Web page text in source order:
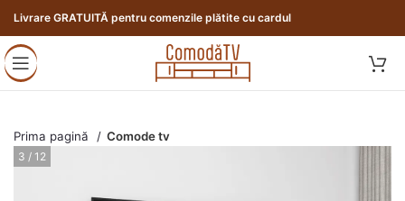
Livrare GRATUITĂ pentru comenzile plătite cu cardul
Prima pagină Comode tv
4 / 12